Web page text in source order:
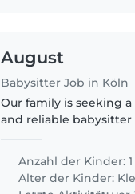
August
Babysitter Job in Köln
Our family is seeking
and reliable babysitter
of energy and loves to
someone who enjoys
with active kids would..
Anzahl der Kinder: 1
Alter der Kinder: